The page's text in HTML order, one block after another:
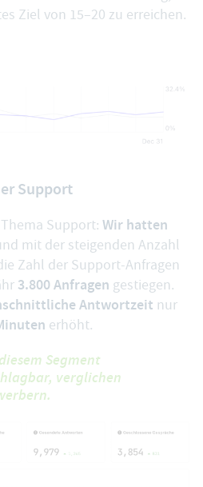
Ziel von 15–20 zu erreichen.
Support
Support: Wir hatten
mit der steigenden Anzahl
Zahl der Support-Anfragen
3.800 Anfragen gestiegen.
Antwortzeit nur
erhöht.
Segment
verglichen